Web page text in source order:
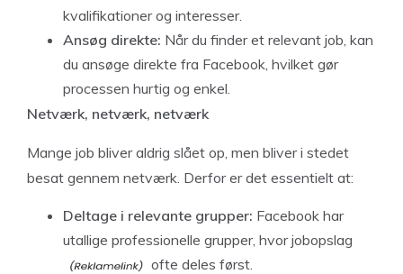
kvalifikationer og interesser.
Ansøg direkte: Når du finder et relevant job, kan
du ansøge direkte fra Facebook, hvilket gør
processen hurtig og enkel.
Netværk, netværk, netværk
Mange job bliver aldrig slået op, men bliver i stedet
besat gennem netværk. Derfor er det essentielt at:
Deltage i relevante grupper: Facebook har
utallige professionelle grupper, hvorjobopslag
ofte deles først.